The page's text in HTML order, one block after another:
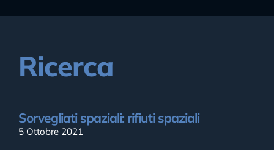
Ricerca
Sorvegliati spaziali: rifiuti spaziali
5 Ottobre 2021